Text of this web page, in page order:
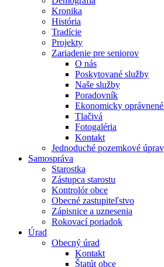
Kronika
História
Tradície
Projekty
Zariadenie pre seniorov
O nás
Poskytované služby
Naše služby
Poradovník
Ekonomicky
Tlačivá
Fotogaléria
Kontakt
Jednoduché pozemkové
Samospráva
Starostka
Zástupca starostu
Kontrolór obce
Obecné zastupiteľstvo
Zápisnice a uznesenia
Rokovací poriadok
Úrad
Obecný úrad
Kontakt
Štatút obce